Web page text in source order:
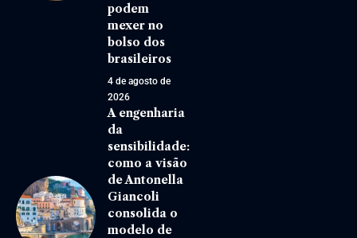
podem
mexer no
bolso dos
brasileiros
4 de agosto de
2026
A engenharia
da
sensibilidade:
como a visão
de Antonella
Giancoli
consolida o
modelo de